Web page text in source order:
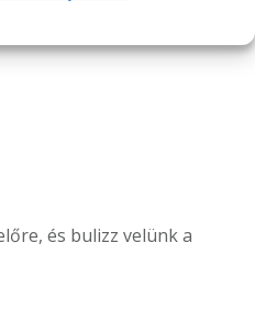
és bulizz velünk a